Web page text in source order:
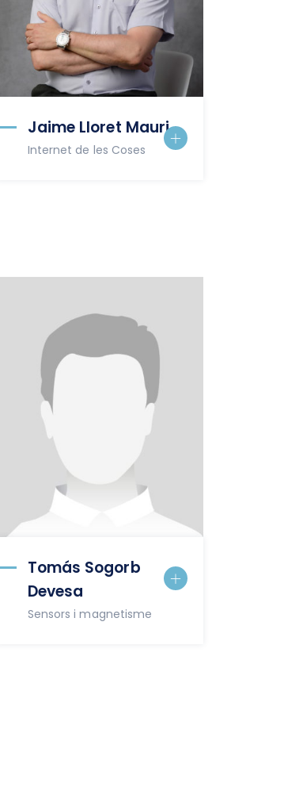
Jaime Lloret Mauri
Internet de les Coses
Tomás Sogorb
Devesa
Sensors i magnetisme